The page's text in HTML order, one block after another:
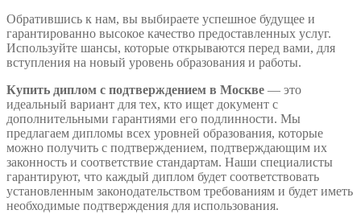
Обратившись к нам, вы выбираете успешное будущее и
гарантированно высокое качество предоставленных услуг.
Используйте шансы, которые открываются перед вами, для
вступления на новый уровень образования и работы.
Купить диплом с подтверждением в Москве — это
идеальный вариант для тех, кто ищет документ с
дополнительными гарантиями его подлинности. Мы
предлагаем дипломы всех уровней образования, которые
можно получить с подтверждением, подтверждающим их
законность и соответствие стандартам. Наши специалисты
гарантируют, что каждый диплом будет соответствовать
установленным законодательством требованиям и будет иметь
необходимые подтверждения для использования.